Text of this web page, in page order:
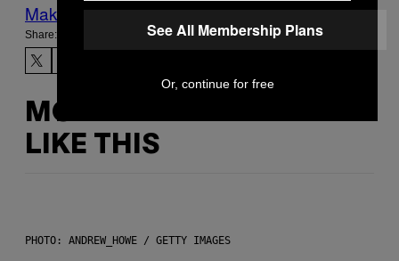
Make Us Preferred In Top Stories
Share:
MORE
LIKE THIS
PHOTO: ANDREW_HOWE / GETTY IMAGES
See All Membership Plans
Or, continue for free